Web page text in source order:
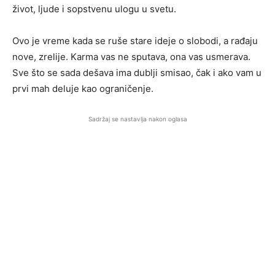
život, ljude i sopstvenu ulogu u svetu.
Ovo je vreme kada se ruše stare ideje o slobodi, a rađaju
nove, zrelije. Karma vas ne sputava, ona vas usmerava.
Sve što se sada dešava ima dublji smisao, čak i ako vam u
prvi mah deluje kao ograničenje.
Sadržaj se nastavlja nakon oglasa